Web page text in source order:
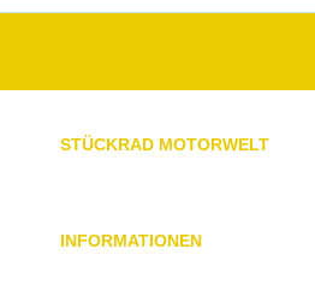
STÜCKRAD MOTORWELT
INFORMATIONEN